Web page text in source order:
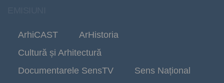
ArhiCAST
ArHistoria
Cultură și Arhitectură
Documentarele SensTV
Sens Național